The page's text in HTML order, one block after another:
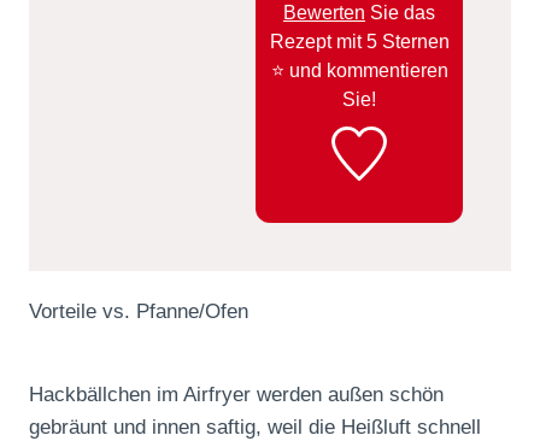
Bewerten Sie das
Rezept mit 5 Sternen
⭐️ und kommentieren
Sie!
Vorteile vs. Pfanne/Ofen
Hackbällchen im Airfryer werden außen schön
gebräunt und innen saftig, weil die Heißluft schnell